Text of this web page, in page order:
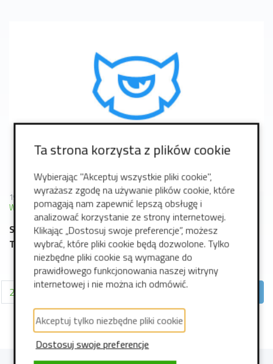
19 grudzień 2018
WordPress TemplateMonster Strona WWW
Szybki test szablonu dla Wordpress-a od
TemplateMonster.com
2 3 4 5 6 7 8
Ta strona korzysta z plików cookie
Wybierając "Akceptuj wszystkie pliki cookie",
wyrażasz zgodę na używanie plików cookie, które
pomagają nam zapewnić lepszą obsługę i
analizować korzystanie ze strony internetowej.
Klikając „Dostosuj swoje preferencje”, możesz
wybrać, które pliki cookie będą dozwolone. Tylko
niezbędne pliki cookie są wymagane do
prawidłowego funkcjonowania naszej witryny
internetowej i nie można ich odmówić.
Akceptuj tylko niezbędne pliki cookie
Dostosuj swoje preferencje